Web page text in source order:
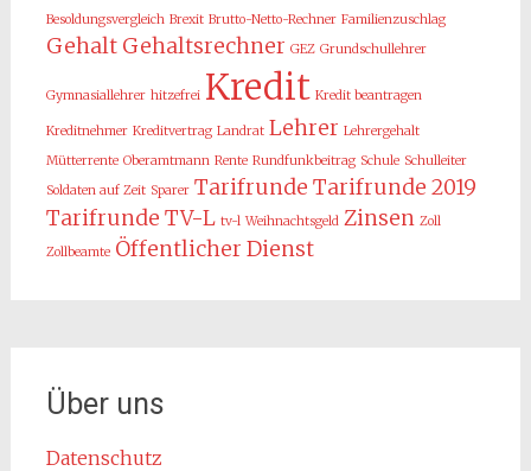
Besoldungsvergleich Brexit Brutto-Netto-Rechner Familienzuschlag
Gehalt Gehaltsrechner GEZ Grundschullehrer
Gymnasiallehrer hitzefrei Kredit Kredit beantragen
Kreditnehmer Kreditvertrag Landrat Lehrer Lehrergehalt
Mütterrente Oberamtmann Rente Rundfunkbeitrag Schule Schulleiter
Soldaten auf Zeit Sparer Tarifrunde Tarifrunde 2019
Tarifrunde TV-L tv-l Weihnachtsgeld Zinsen Zoll
Zollbeamte Öffentlicher Dienst
Über uns
Datenschutz